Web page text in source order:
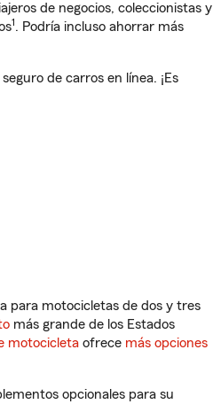
de negocios, coleccionistas y
1. Podría incluso ahorrar más
de carros en línea. ¡Es
para motocicletas de dos y tres
más grande de los Estados
motocicleta ofrece más opciones
opcionales para su